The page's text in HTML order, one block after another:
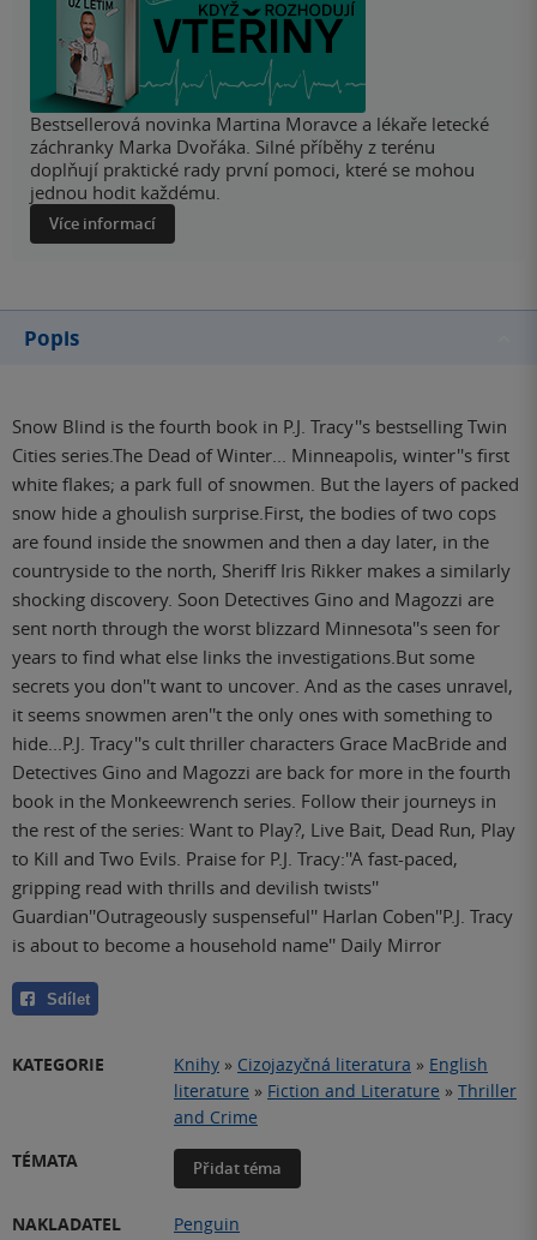
Bestsellerová novinka Martina Moravce a lékaře letecké
záchranky Marka Dvořáka. Silné příběhy z terénu
doplňují praktické rady první pomoci, které se mohou
jednou hodit každému.
Více informací
Popis
Snow Blind is the fourth book in P.J. Tracy''s bestselling Twin
Cities series.The Dead of Winter... Minneapolis, winter''s first
white flakes; a park full of snowmen. But the layers of packed
snow hide a ghoulish surprise.First, the bodies of two cops
are found inside the snowmen and then a day later, in the
countryside to the north, Sheriff Iris Rikker makes a similarly
shocking discovery. Soon Detectives Gino and Magozzi are
sent north through the worst blizzard Minnesota''s seen for
years to find what else links the investigations.But some
secrets you don''t want to uncover. And as the cases unravel,
it seems snowmen aren''t the only ones with something to
hide...P.J. Tracy''s cult thriller characters Grace MacBride and
Detectives Gino and Magozzi are back for more in the fourth
book in the Monkeewrench series. Follow their journeys in
the rest of the series: Want to Play?, Live Bait, Dead Run, Play
to Kill and Two Evils. Praise for P.J. Tracy:''A fast-paced,
gripping read with thrills and devilish twists''
Guardian''Outrageously suspenseful'' Harlan Coben''P.J. Tracy
is about to become a household name'' Daily Mirror
Sdílet
KATEGORIE Knihy » Cizojazyčná literatura » English
literature » Fiction and Literature » Thriller
and Crime
TÉMATA
Přidat téma
NAKLADATEL
Penguin